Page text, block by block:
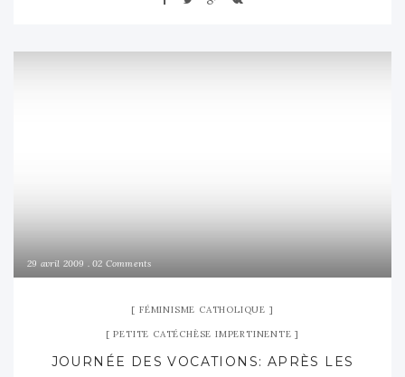
29 avril 2009 02 Comments
FÉMINISME CATHOLIQUE
PETITE CATÉCHÈSE IMPERTINENTE
JOURNÉE DES VOCATIONS: APRÈS LES